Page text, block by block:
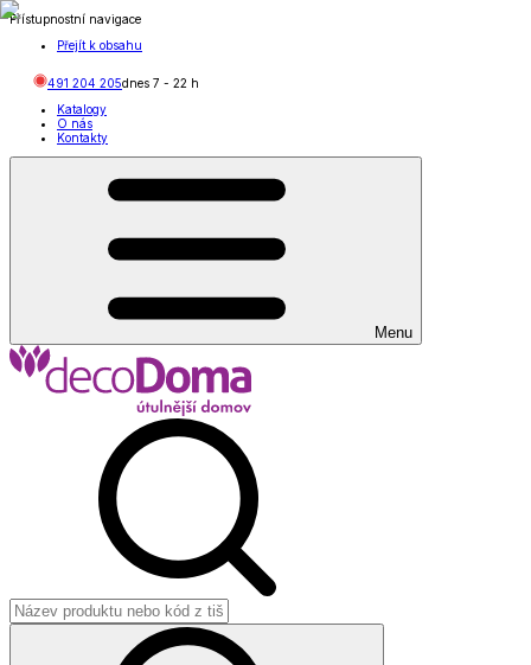
Přístupnostní navigace
Přejít k obsahu
491 204 205dnes 7 - 22 h
Katalogy
O nás
Kontakty
Menu